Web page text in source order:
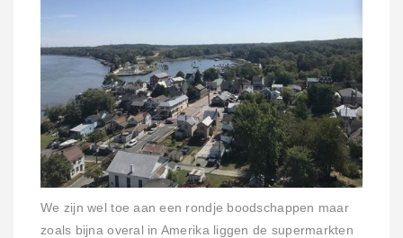
We zijn wel toe aan een rondje boodschappen maar
zoals bijna overal in Amerika liggen de supermarkten